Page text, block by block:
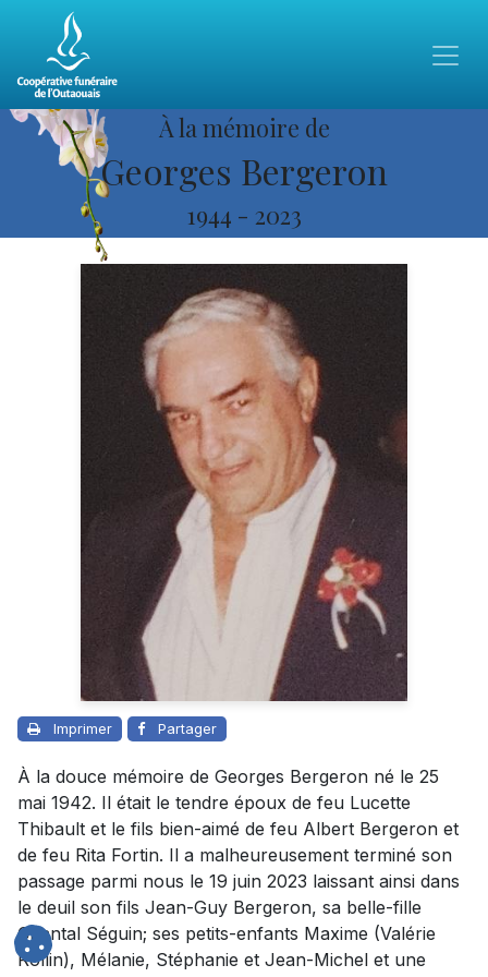
À la mémoire de
Georges Bergeron
1944 - 2023
Imprimer Partager
À la douce mémoire de Georges Bergeron né le 25
mai 1942. Il était le tendre époux de feu Lucette
Thibault et le fils bien-aimé de feu Albert Bergeron et
de feu Rita Fortin. Il a malheureusement terminé son
passage parmi nous le 19 juin 2023 laissant ainsi dans
le deuil son fils Jean-Guy Bergeron, sa belle-fille
Chantal Séguin; ses petits-enfants Maxime (Valérie
Rollin), Mélanie, Stéphanie et Jean-Michel et une